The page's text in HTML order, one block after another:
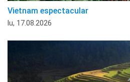
Vietnam espectacular
lu, 17.08.2026